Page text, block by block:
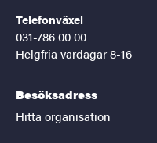
Telefonväxel
031-786 00 00
Helgfria vardagar 8-16
Besöksadress
Hitta organisation